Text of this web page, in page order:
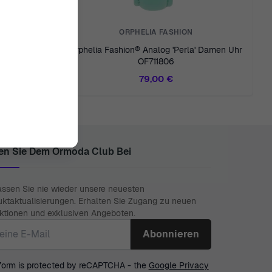
ORPHELIA FASHION
Orphelia Fashion® Analog 'Perla' Damen Uhr
OF711806
79,00 €
Sie Dem Ormoda Club Bei
Sie nie wieder unsere neuesten
Erhalten Sie Zugang zu neuen
und exklusiven Angeboten.
is protected by reCAPTCHA - the Google Privacy